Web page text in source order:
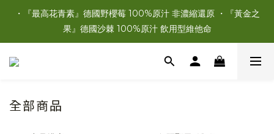
・『最高花青素』德國野櫻莓 100%原汁 非濃縮還原 ・『黃金之
果』德國沙棘 100%原汁 飲用型維他命
全部商品